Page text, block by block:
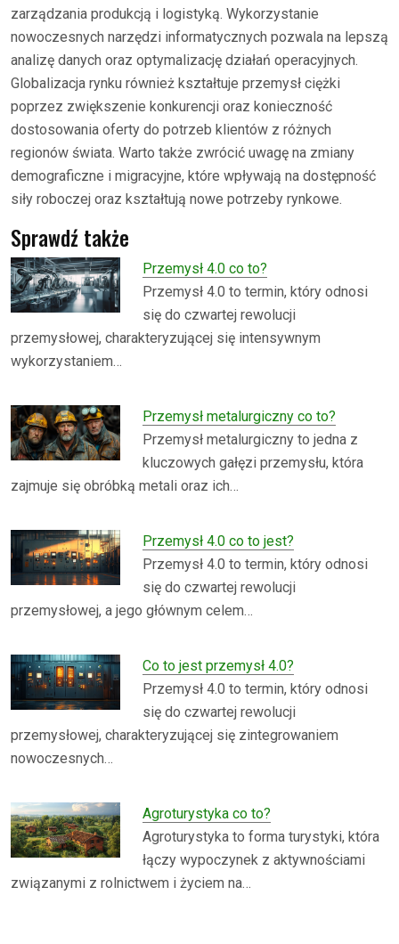
zarządzania produkcją i logistyką. Wykorzystanie
nowoczesnych narzędzi informatycznych pozwala na lepszą
analizę danych oraz optymalizację działań operacyjnych.
Globalizacja rynku również kształtuje przemysł ciężki
poprzez zwiększenie konkurencji oraz konieczność
dostosowania oferty do potrzeb klientów z różnych
regionów świata. Warto także zwrócić uwagę na zmiany
demograficzne i migracyjne, które wpływają na dostępność
siły roboczej oraz kształtują nowe potrzeby rynkowe.
Sprawdź także
Przemysł 4.0 co to?
Przemysł 4.0 to termin, który odnosi
się do czwartej rewolucji
przemysłowej, charakteryzującej się intensywnym
wykorzystaniem…
Przemysł metalurgiczny co to?
Przemysł metalurgiczny to jedna z
kluczowych gałęzi przemysłu, która
zajmuje się obróbką metali oraz ich…
Przemysł 4.0 co to jest?
Przemysł 4.0 to termin, który odnosi
się do czwartej rewolucji
przemysłowej, a jego głównym celem…
Co to jest przemysł 4.0?
Przemysł 4.0 to termin, który odnosi
się do czwartej rewolucji
przemysłowej, charakteryzującej się zintegrowaniem
nowoczesnych…
Agroturystyka co to?
Agroturystyka to forma turystyki, która
łączy wypoczynek z aktywnościami
związanymi z rolnictwem i życiem na…